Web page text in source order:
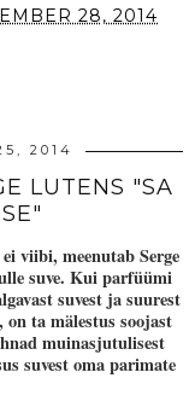
28, 2014
2014
LUTENS "SA
viibi, meenutab Serge
suve. Kui parfüümi
suvest ja suurest
ta mälestus soojast
muinasjutulisest
suvest oma parimate